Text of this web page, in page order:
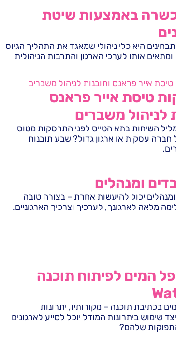
באמצעות שיטת
היא כלי ניהולי שמאגד את התהליך הגיוס
אותו לערכי הארגון והתרבות הניהולית
טיסת אייר פראנס
לניהול משברים
השיחות בתא הטייס לפני התרסקות מטוס
חברה עסקית או ארגון גדול? שבע תובנות
ומנהלים
ומנהלים יכול להיעשות אחרת – בצורה טובה
מלאה לארגונך, לערכיך וצרכיך הארגוניים.
המים לפיתוח תוכנה
בכתיבת תוכנה – מקורותיו, יתרונות
שימוש ביתרונות המודל יוכל לסייע לארגונים
שלהם?